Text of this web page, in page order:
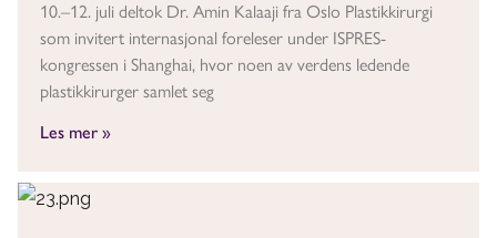
10.–12. juli deltok Dr. Amin Kalaaji fra Oslo Plastikkirurgi
som invitert internasjonal foreleser under ISPRES-
kongressen i Shanghai, hvor noen av verdens ledende
plastikkirurger samlet seg
Les mer »